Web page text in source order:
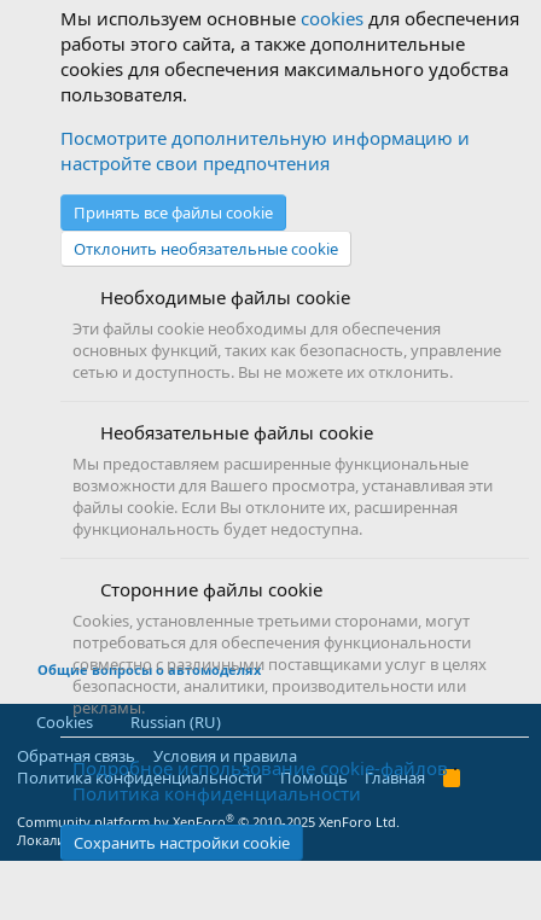
Общие вопросы о автомоделях
Cookies
Russian (RU)
Обратная связь
Условия и правила
Политика конфиденциальности
Помощь Главная
R
Community platform by XenForo® © 2010-2025 XenForo Ltd.
Локализация отXenForo.Info
Мы используем основные cookies для обеспечения
работы этого сайта, а также дополнительные
cookies для обеспечения максимального удобства
пользователя.
Посмотрите дополнительную информацию и
настройте свои предпочтения
Принять все файлы cookie
Отклонить необязательные cookie
Необходимые файлы cookie
Эти файлы cookie необходимы для обеспечения
основных функций, таких как безопасность, управление
сетью и доступность. Вы не можете их отклонить.
Необязательные файлы cookie
Мы предоставляем расширенные функциональные
возможности для Вашего просмотра, устанавливая эти
файлы cookie. Если Вы отклоните их, расширенная
функциональность будет недоступна.
Сторонние файлы cookie
Cookies, установленные третьими сторонами, могут
потребоваться для обеспечения функциональности
совместно с различными поставщиками услуг в целях
безопасности, аналитики, производительности или
рекламы.
Подробное использование cookie-файлов
Политика конфиденциальности
Сохранить настройки cookie